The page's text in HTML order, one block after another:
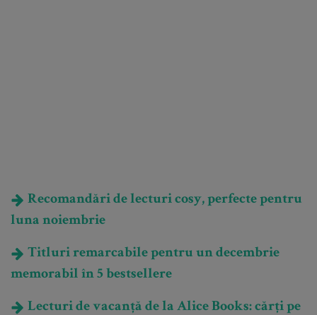
Recomandări de lecturi cosy, perfecte pentru
luna noiembrie
Titluri remarcabile pentru un decembrie
memorabil în 5 bestsellere
Lecturi de vacanță de la Alice Books: cărți pe